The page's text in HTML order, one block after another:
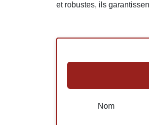
et robustes, ils
Nom